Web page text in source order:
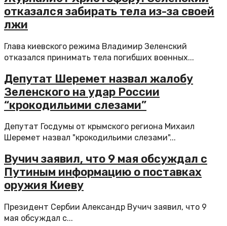
отказался забирать тела из-за своей
лжи
Глава киевского режима Владимир Зеленский
отказался принимать тела погибших военных...
Депутат Шеремет назвал жалобу
Зеленского на удар России
“крокодильими слезами”
Депутат Госдумы от крымского региона Михаил
Шеремет назвал "крокодильими слезами"...
Вучич заявил, что 9 мая обсуждал с
Путиным информацию о поставках
оружия Киеву
Президент Сербии Александр Вучич заявил, что 9
мая обсуждал с...